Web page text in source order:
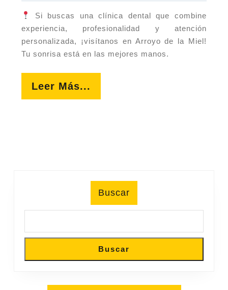
Si buscas una clínica dental que combine
experiencia, profesionalidad y atención
personalizada, ¡visítanos en Arroyo de la Miel!
Tu sonrisa está en las mejores manos.
Leer Más...
Más...
Buscar
Buscar